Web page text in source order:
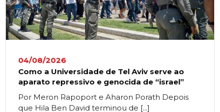
04/08/2026
Como a Universidade de Tel Aviv serve ao
aparato repressivo e genocida de “israel”
Por Meron Rapoport e Aharon Porath Depois
que Hila Ben David terminou de [...]